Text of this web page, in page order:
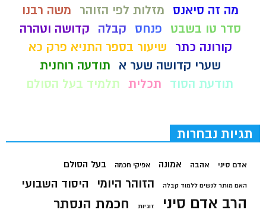
מה זה סיאנס
מזלות לפי הזוהר
משה רבנו
סדר טו בשבט
פנחס קבלה
קדושה וטהרה
קורונה כתר
שיעור בספר התניא פרק כא
שערי קדושה שער א
תודעה רוחנית
תודעת הסוד
תכלית תלמיד בעל הסולם
תגיות נבחרות
אדם סיני אהבה אמונה אפיקי חכמה בעל הסולם
האם מותר לנשים ללמוד קבלה הזוהר היומי היסוד השבועי
הרב אדם סיני זוגיות חכמת הנסתר